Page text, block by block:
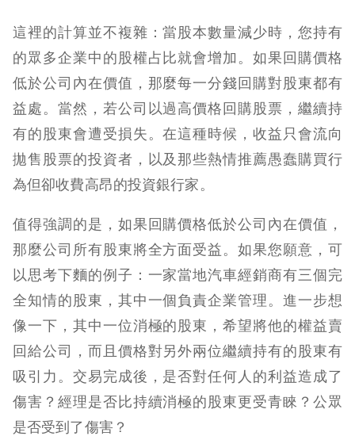
這裡的計算並不複雜：當股本數量減少時，您持有
的眾多企業中的股權占比就會增加。如果回購價格
低於公司內在價值，那麼每一分錢回購對股東都有
益處。當然，若公司以過高價格回購股票，繼續持
有的股東會遭受損失。在這種時候，收益只會流向
拋售股票的投資者，以及那些熱情推薦愚蠢購買行
為但卻收費高昂的投資銀行家。
值得強調的是，如果回購價格低於公司內在價值，
那麼公司所有股東將全方面受益。如果您願意，可
以思考下麵的例子：一家當地汽車經銷商有三個完
全知情的股東，其中一個負責企業管理。進一步想
像一下，其中一位消極的股東，希望將他的權益賣
回給公司，而且價格對另外兩位繼續持有的股東有
吸引力。交易完成後，是否對任何人的利益造成了
傷害？經理是否比持續消極的股東更受青睞？公眾
是否受到了傷害？